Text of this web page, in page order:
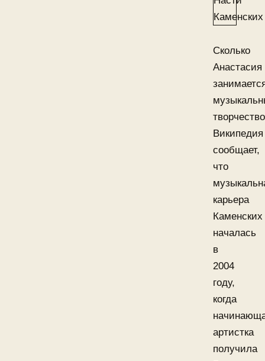
Сколько
Анастасия
Википедия
сообщает,
что
карьера
Каменских
началась
в
2004
году,
когда
артистка
получила